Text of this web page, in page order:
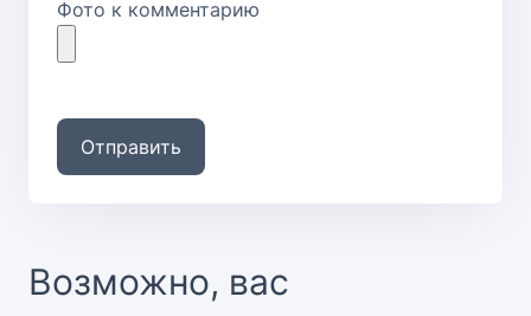
Фото к комментарию
Отправить
Возможно, вас